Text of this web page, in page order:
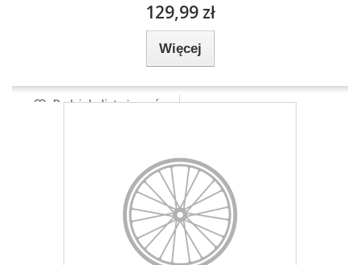
129,99 zł
Więcej
Dodaj do listy życzeń